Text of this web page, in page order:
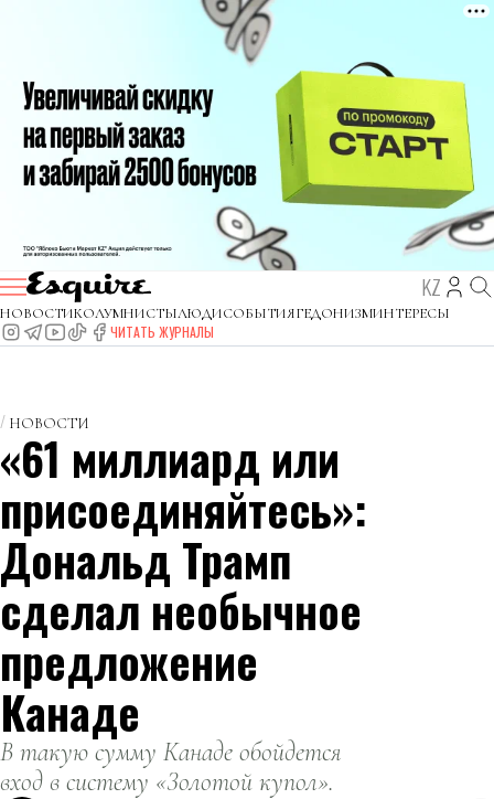
KZ
НОВОСТИКОЛУМНИСТЫЛЮДИСОБЫТИЯГЕДОНИЗМИНТЕРЕСЫ
ЧИТАТЬ ЖУРНАЛЫ
НОВОСТИ
«61 миллиард или
присоединяйтесь»:
Дональд Трамп
сделал необычное
предложение
Канаде
В такую сумму Канаде обойдется
вход в систему «Золотой купол».